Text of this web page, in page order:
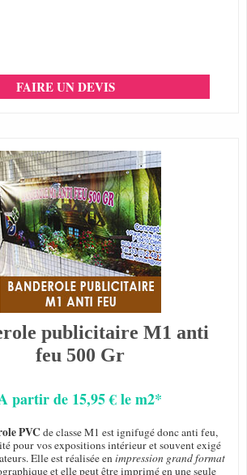
FAIRE UN DEVIS
publicitaire M1 anti
feu 500 Gr
partir de 15,95 € le m2*
PVC de classe M1 est ignifugé donc anti feu,
pour vos expositions intérieur et souvent exigé
Elle est réalisée enimpression grand format
et elle peut être imprimé en une seule